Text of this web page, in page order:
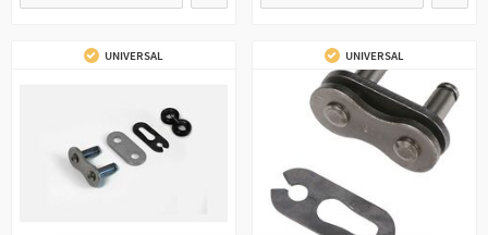
UNIVERSAL UNIVERSAL